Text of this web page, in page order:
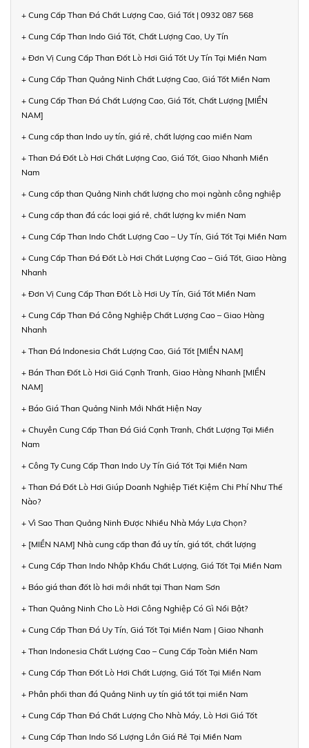
+ Cung Cấp Than Đá Chất Lượng Cao, Giá Tốt | 0932 087 568
+ Cung Cấp Than Indo Giá Tốt, Chất Lượng Cao, Uy Tín
+ Đơn Vị Cung Cấp Than Đốt Lò Hơi Giá Tốt Uy Tín Tại Miền Nam
+ Cung Cấp Than Quảng Ninh Chất Lượng Cao, Giá Tốt Miền Nam
+ Cung Cấp Than Đá Chất Lượng Cao, Giá Tốt, Chất Lượng [MIỀN
NAM]
+ Cung cấp than Indo uy tín, giá rẻ, chất lượng cao miền Nam
+ Than Đá Đốt Lò Hơi Chất Lượng Cao, Giá Tốt, Giao Nhanh Miền
Nam
+ Cung cấp than Quảng Ninh chất lượng cho mọi ngành công nghiệp
+ Cung cấp than đá các loại giá rẻ, chất lượng kv miền Nam
+ Cung Cấp Than Indo Chất Lượng Cao – Uy Tín, Giá Tốt Tại Miền Nam
+ Cung Cấp Than Đá Đốt Lò Hơi Chất Lượng Cao – Giá Tốt, Giao Hàng
Nhanh
+ Đơn Vị Cung Cấp Than Đốt Lò Hơi Uy Tín, Giá Tốt Miền Nam
+ Cung Cấp Than Đá Công Nghiệp Chất Lượng Cao – Giao Hàng
Nhanh
+ Than Đá Indonesia Chất Lượng Cao, Giá Tốt [MIỀN NAM]
+ Bán Than Đốt Lò Hơi Giá Cạnh Tranh, Giao Hàng Nhanh [MIỀN
NAM]
+ Báo Giá Than Quảng Ninh Mới Nhất Hiện Nay
+ Chuyên Cung Cấp Than Đá Giá Cạnh Tranh, Chất Lượng Tại Miền
Nam
+ Công Ty Cung Cấp Than Indo Uy Tín Giá Tốt Tại Miền Nam
+ Than Đá Đốt Lò Hơi Giúp Doanh Nghiệp Tiết Kiệm Chi Phí Như Thế
Nào?
+ Vì Sao Than Quảng Ninh Được Nhiều Nhà Máy Lựa Chọn?
+ [MIỀN NAM] Nhà cung cấp than đá uy tín, giá tốt, chất lượng
+ Cung Cấp Than Indo Nhập Khẩu Chất Lượng, Giá Tốt Tại Miền Nam
+ Báo giá than đốt lò hơi mới nhất tại Than Nam Sơn
+ Than Quảng Ninh Cho Lò Hơi Công Nghiệp Có Gì Nổi Bật?
+ Cung Cấp Than Đá Uy Tín, Giá Tốt Tại Miền Nam | Giao Nhanh
+ Than Indonesia Chất Lượng Cao – Cung Cấp Toàn Miền Nam
+ Cung Cấp Than Đốt Lò Hơi Chất Lượng, Giá Tốt Tại Miền Nam
+ Phân phối than đá Quảng Ninh uy tín giá tốt tại miền Nam
+ Cung Cấp Than Đá Chất Lượng Cho Nhà Máy, Lò Hơi Giá Tốt
+ Cung Cấp Than Indo Số Lượng Lớn Giá Rẻ Tại Miền Nam